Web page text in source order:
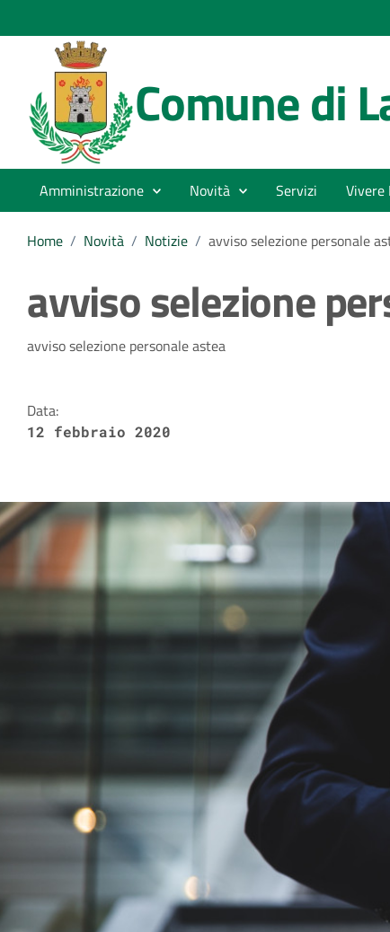
Comune di
Amministrazione Novità Servizi Vivere
Home / Novità / Notizie / avviso selezione personale
avviso selezione
Dettagli della notizia
avviso selezione personale astea
Data:
12 febbraio 2020